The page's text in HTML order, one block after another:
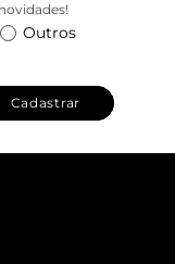
Outros
Cadastrar